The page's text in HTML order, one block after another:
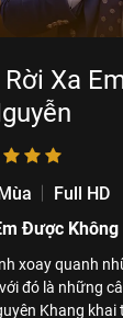
Xa
Full HD
Được
xoay quanh
đó là những
Khang khai